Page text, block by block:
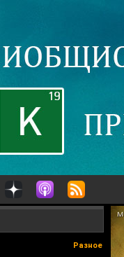
Разное